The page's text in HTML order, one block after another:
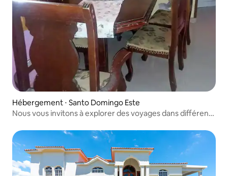
Hébergement ⋅ Santo Domingo Este
Nous vous invitons à explorer des voyages dans différents